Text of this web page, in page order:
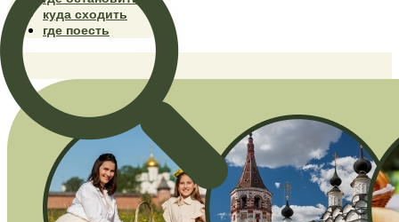
куда сходить
где поесть